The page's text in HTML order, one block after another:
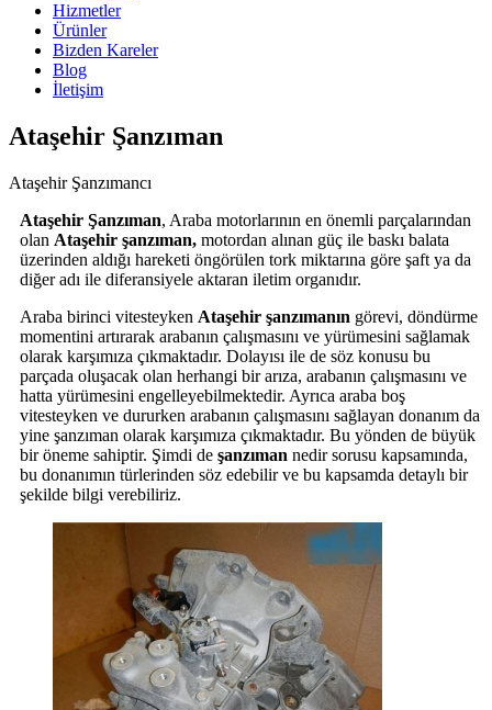
Hizmetler
Ürünler
Bizden Kareler
Blog
İletişim
Ataşehir Şanzıman
Ataşehir Şanzımancı
Ataşehir Şanzıman, Araba motorlarının en önemli parçalarından
olan Ataşehir şanzıman, motordan alınan güç ile baskı balata
üzerinden aldığı hareketi öngörülen tork miktarına göre şaft ya da
diğer adı ile diferansiyele aktaran iletim organıdır.
Araba birinci vitesteyken Ataşehir şanzımanın görevi, döndürme
momentini artırarak arabanın çalışmasını ve yürümesini sağlamak
olarak karşımıza çıkmaktadır. Dolayısı ile de söz konusu bu
parçada oluşacak olan herhangi bir arıza, arabanın çalışmasını ve
hatta yürümesini engelleyebilmektedir. Ayrıca araba boş
vitesteyken ve dururken arabanın çalışmasını sağlayan donanım da
yine şanzıman olarak karşımıza çıkmaktadır. Bu yönden de büyük
bir öneme sahiptir. Şimdi de şanzıman nedir sorusu kapsamında,
bu donanımın türlerinden söz edebilir ve bu kapsamda detaylı bir
şekilde bilgi verebiliriz.